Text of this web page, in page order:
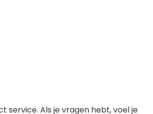
service. Als je vragen hebt, voel je